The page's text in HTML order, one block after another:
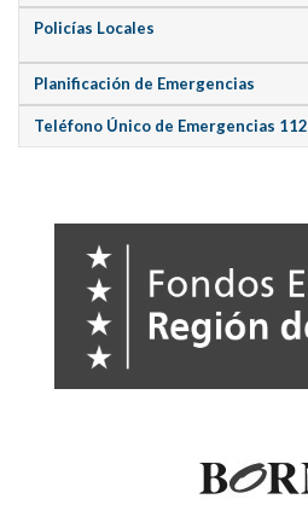
Policías Locales
Planificación de Emergencias
Teléfono Único de Emergencias 112